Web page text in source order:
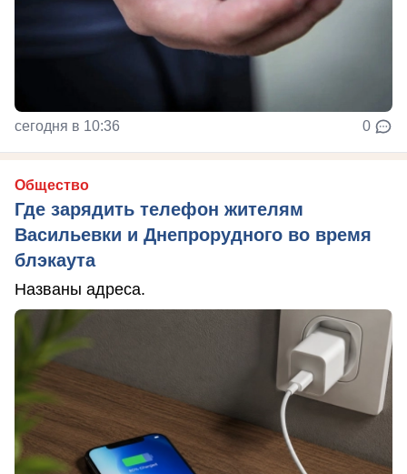
сегодня в 10:36 0
Общество
Где зарядить телефон жителям
Васильевки и Днепрорудного во время
блэкаута
Названы адреса.